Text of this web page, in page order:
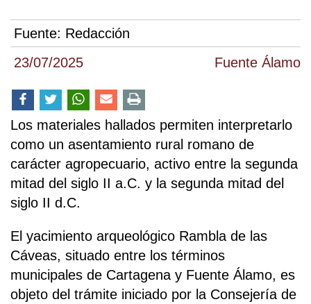
23/07/2025 Fuente Álamo
Fuente: Redacción
Los materiales hallados permiten interpretarlo
como un asentamiento rural romano de
carácter agropecuario, activo entre la segunda
mitad del siglo II a.C. y la segunda mitad del
siglo II d.C.
El yacimiento arqueológico Rambla de las
Cáveas, situado entre los términos
municipales de Cartagena y Fuente Álamo, es
objeto del trámite iniciado por la Consejería de